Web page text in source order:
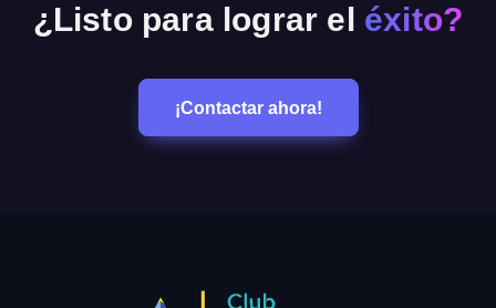
¿Listo para lograr el éxito?
¡Contactar ahora!